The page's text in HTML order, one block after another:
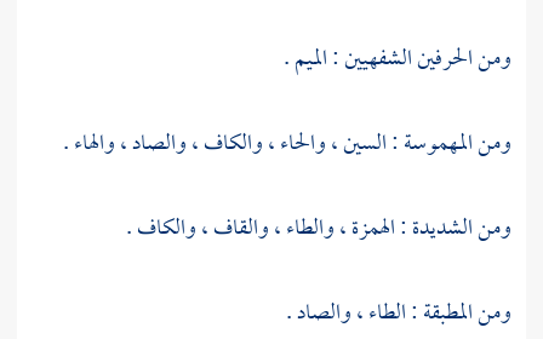
ومن الحرفين الشفهيين : الميم .
ومن المهموسة : السين ، والحاء ، والكاف ، والصاد ، والهاء .
ومن الشديدة : الهمزة ، والطاء ، والقاف ، والكاف .
ومن المطبقة : الطاء ، والصاد .